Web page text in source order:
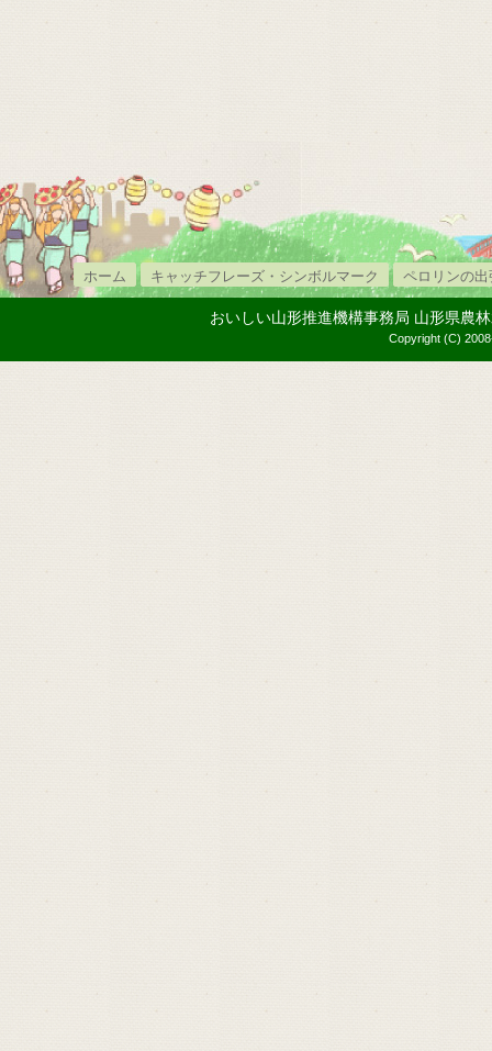
ホーム キャッチフレーズ・シンボルマーク ペロリンの
おいしい山形推進機構事務局 山形県
Copyright (C)